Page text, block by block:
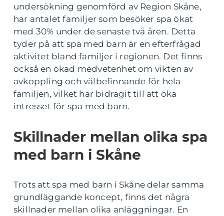
undersökning genomförd av Region Skåne,
har antalet familjer som besöker spa ökat
med 30% under de senaste två åren. Detta
tyder på att spa med barn är en efterfrågad
aktivitet bland familjer i regionen. Det finns
också en ökad medvetenhet om vikten av
avkoppling och välbefinnande för hela
familjen, vilket har bidragit till att öka
intresset för spa med barn.
Skillnader mellan olika spa
med barn i Skåne
Trots att spa med barn i Skåne delar samma
grundläggande koncept, finns det några
skillnader mellan olika anläggningar. En